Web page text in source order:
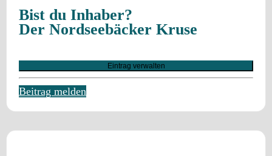
Bist du Inhaber?
Der Nordseebäcker Kruse
Eintrag verwalten
Beitrag melden